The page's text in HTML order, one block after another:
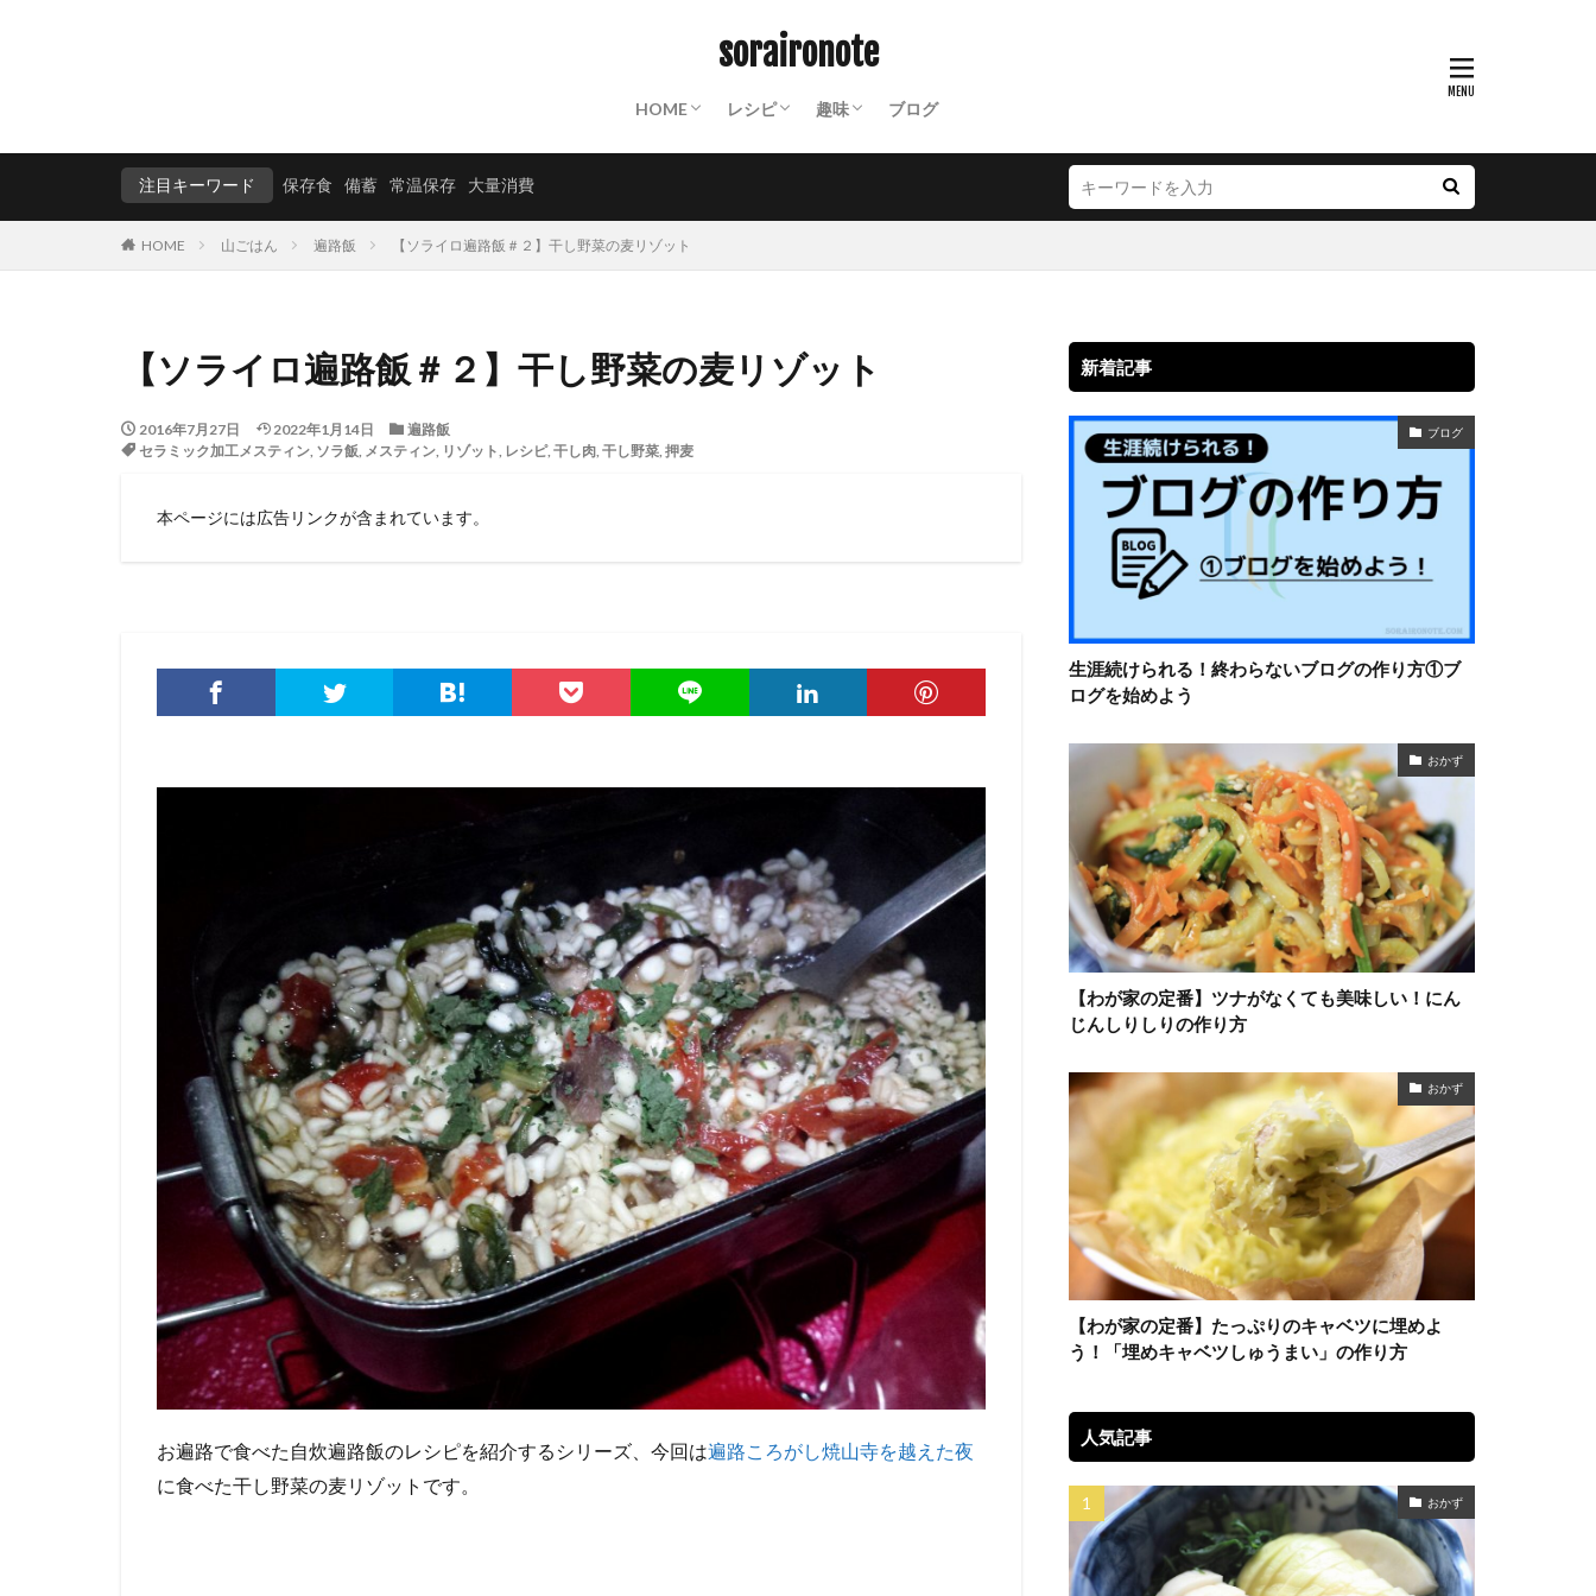
soraironote
HOME
ABOUT
終活ノート
備蓄ノート：常温保存食材リスト
防災ノート：防災グッズリスト
保存食カレンダー
動画撮影機材
山装備一覧
レシピ
保存食
パスタ
クスクス
ご飯もの
パン
おかず
スイーツ
麺類
飲み物
世界の料理
粉もの
調味料
インスタント
山ごはん
趣味
Mt.
沼津散策
お遍路
PHOTO
週末百姓生活
NOTES
ブログ
注目キーワード 保存食 備蓄 常温保存 大量消費
HOME 山ごはん 遍路飯 【ソライロ遍路飯＃２】干し野菜の麦リゾット
【ソライロ遍路飯＃２】干し野菜の麦リゾット
2016年7月27日 2022年1月14日
遍路飯
セラミック加工メスティン, ソラ飯, メスティン, リゾット, レシピ, 干し肉, 干し野菜, 押麦
本ページには広告リンクが含まれています。
お遍路で食べた自炊遍路飯のレシピを紹介するシリーズ、今回は遍路ころがし焼山寺を越えた夜
に食べた干し野菜の麦リゾットです。
新着記事
ブログ
生涯続けられる！終わらないブログの作り方①ブ
ログを始めよう
おかず
【わが家の定番】ツナがなくても美味しい！にん
じんしりしりの作り方
おかず
【わが家の定番】たっぷりのキャベツに埋めよ
う！「埋めキャベツしゅうまい」の作り方
人気記事
おかず